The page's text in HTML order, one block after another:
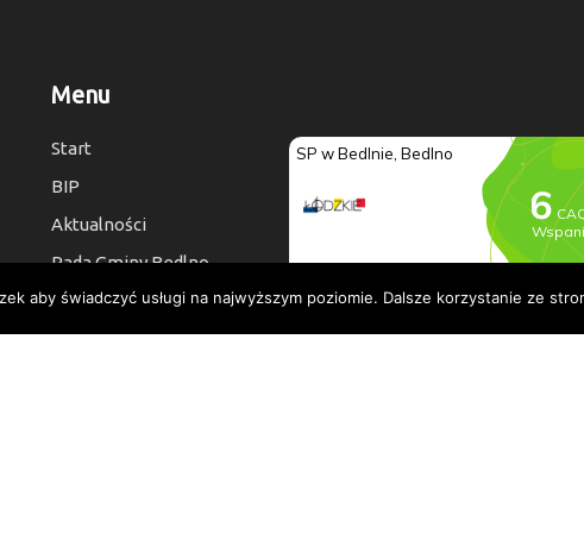
Menu
Start
BIP
Aktualności
Rada Gminy Bedlno
Kontakt
Deklaracja dostępności
aby świadczyć usługi na najwyższym poziomie. Dalsze korzystanie ze